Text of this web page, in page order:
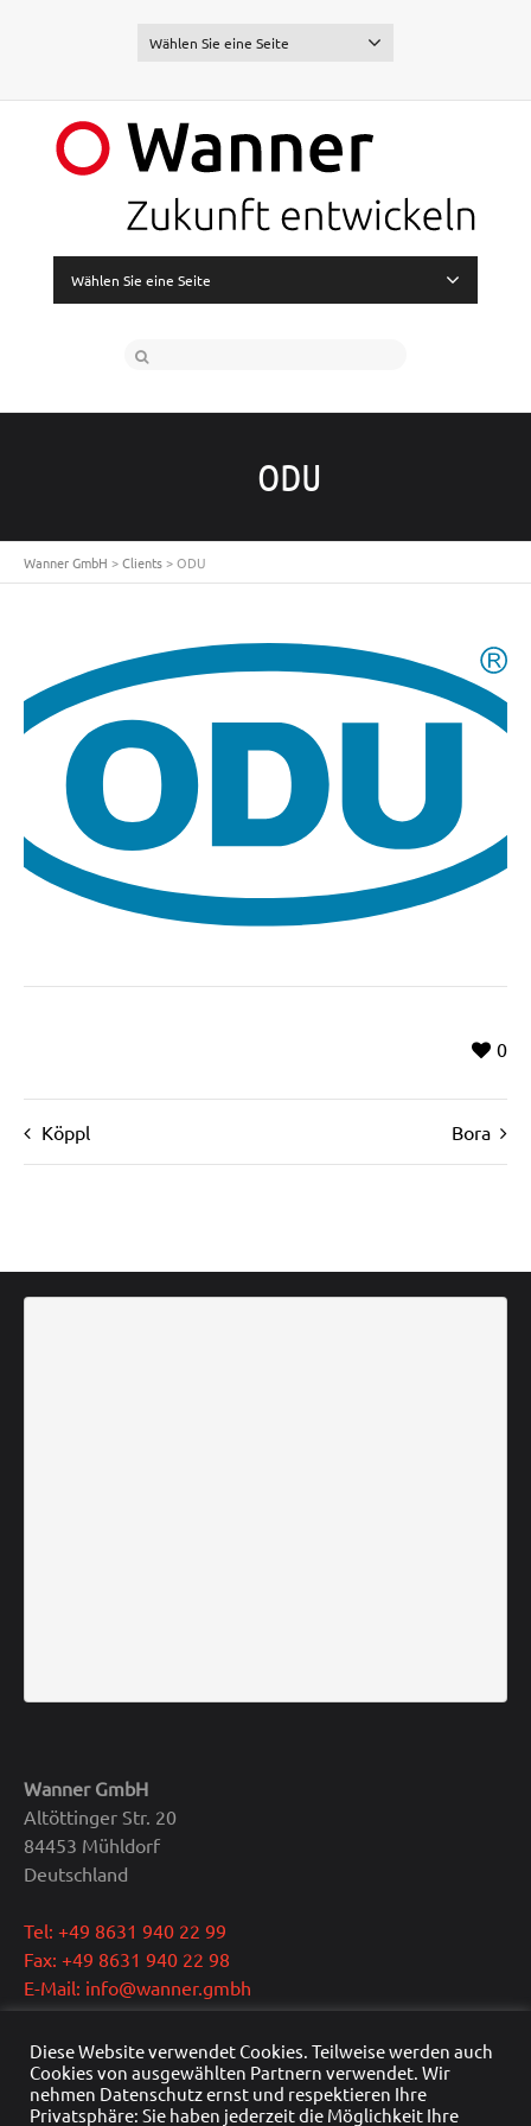
Wählen Sie eine Seite
Wählen Sie eine Seite
ODU
Wanner GmbH >Clients>ODU
0
Köppl Bora
Wanner GmbH
Altöttinger Str. 20
84453 Mühldorf
Deutschland
Tel: +49 8631 940 22 99
Fax: +49 8631 940 22 98
E-Mail: info@wanner.gmbh
Geschäftsführer: Dipl.-Ing. Reinhold Wanner
Ust.-IdNr.: DE291415429
HRB Nr.: HRB 22976
Diese Website verwendet Cookies. Teilweise werden auch
Cookies von ausgewählten Partnern verwendet. Wir
nehmen Datenschutz ernst und respektieren Ihre
Privatsphäre: Sie haben jederzeit die Möglichkeit Ihre